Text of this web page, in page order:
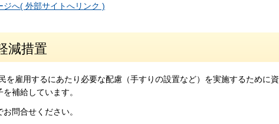
へ( 外部サイトへリンク )
減措置
を雇用するにあたり必要な配慮（手すりの設置など）を実施するために資
補給しています。
問合せください。